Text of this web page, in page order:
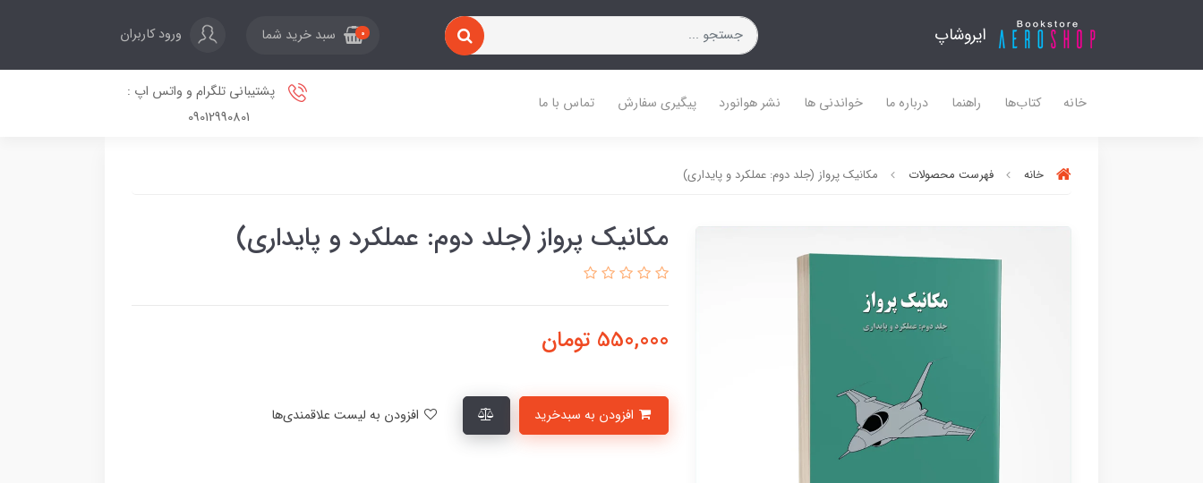
ایروشاپ 0 سبد خرید شما ورود کاربران
خانه کتاب‌ها راهنما درباره ما خواندنی ها نشر هوانورد پیگیری سفارش تماس با ما
پشتیبانی تلگرام و واتس اپ :
09012990801
خانه فهرست محصولات مکانیک پرواز (جلد دوم: عملكرد و پایداری)
مکانیک پرواز (جلد دوم: عملكرد و پایداری)
550,000 تومان